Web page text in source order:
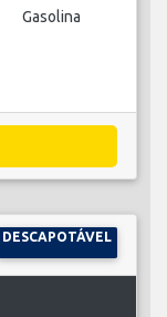
Gasolina
DESCAPOTÁVEL